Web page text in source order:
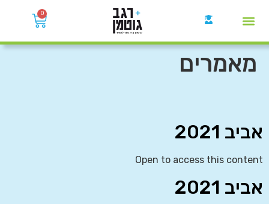
0
מאמרים
אביב 2021
Open to access this content
אביב 2021